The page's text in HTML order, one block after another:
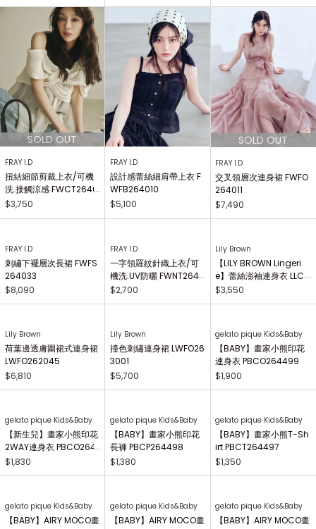
FRAY I.D
扭結細節剪裁上衣/可機
洗.接觸涼感 FWCT2640
25
$3,750
FRAY I.D
設計感蕾絲細肩帶上衣 F
WFB264010
$5,100
FRAY I.D
交叉領層次連身裙 FWFO
264011
$7,490
FRAY I.D
刺繡下襬層次長裙 FWFS
264033
$8,090
FRAY I.D
一字領羅紋針織上衣/可
機洗.UV防曬 FWNT2640
29
$2,700
Lily Brown
【LILY BROWN Lingeri
e】蕾絲澎袖連身衣 LLCO
262503
$3,550
Lily Brown
荷葉邊透膚圍裙式連身裙
LWFO262045
$6,810
Lily Brown
撞色刺繡連身裙 LWFO26
3001
$5,700
gelato pique Kids&Baby
【BABY】畫家小熊印花
連身衣 PBCO264499
$1,900
gelato pique Kids&Baby
【新生兒】畫家小熊印花
2WAY連身衣 PBCO264
738
$1,830
gelato pique Kids&Baby
【BABY】畫家小熊印花
長褲 PBCP264498
$1,380
gelato pique Kids&Baby
【BABY】畫家小熊T-Sh
irt PBCT264497
$1,350
gelato pique Kids&Baby
【BABY】AIRY MOCO畫
gelato pique Kids&Baby
【BABY】AIRY MOCO畫
gelato pique Kids&Baby
【BABY】AIRY MOCO畫